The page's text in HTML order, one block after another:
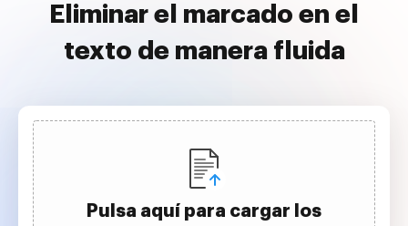
Eliminar el marcado en el
texto de manera fluida
Pulsa aquí para cargar los